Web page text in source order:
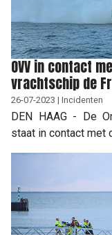
OVV in contact
vrachtschip de
26-07-2023 | Incidenten
DEN HAAG - De
staat in contact met